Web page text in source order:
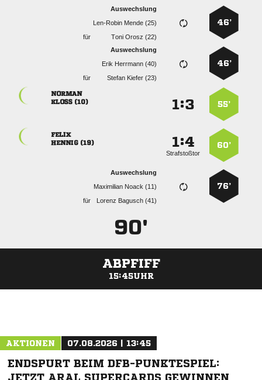
46’
Auswechslung
  
für
  
46’
Auswechslung
  
für
  
55’
:

 
60’
:
Strafstoßtor

 
76’
Auswechslung
  
für
  
90'
ABPFIFF
15:45UHR
AKTIONEN 07.08.2026 | 13:45
ENDSPURT BEIM DFB-PUNKTESPIEL:
JETZT ARAL SUPERCARDS GEWINNEN